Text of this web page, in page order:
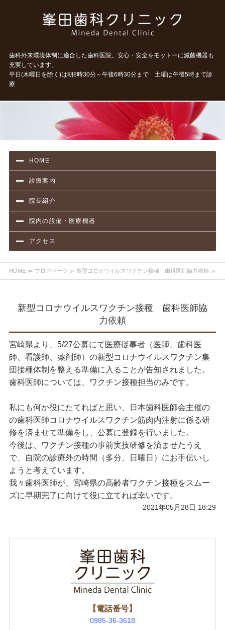
歯科外来環境体制に適合した歯科医院。安心・安全をモットーに滅菌機器も
充実しています。
平日(木曜日を除く)は朝8時30分～午後6時30分まで 土曜は午後5時まで診
療
HOME
診療案内
院長紹介
院内の設備・医療機器
アクセス
HOME≫ ブログページ ≫ 新型コロナウイルスワクチン接種 歯科医師協力依頼 ≫
新型コロナウイルスワクチン接種 歯科医師協
力依頼
宮崎県より、5/27公募にて医療従事者（医師、歯科医
師、看護師、薬剤師）の新型コロナウイルスワクチン集
団接種体制を整える準備に入ることが告知されました。
歯科医師については、ワクチン接種担当のみです。
私にも何か役にたてればと思い、日本歯科医師会主催の
の歯科医師コロナウイルスワクチン筋肉内注射に係る研
修を済ませて準備をし、公募に登録を行いました。
今後は、ワクチン接種の事前実技研修を済ませたうえ
で、自院の診療外の時間（多分、日曜日）にお手伝いし
ようと考えています。
我々歯科医師が、宮崎県の高齢者ワクチン接種をスムー
ズに早期完了に向けて役に立てれば幸いです。
2021年05月28日 18:29
【電話番号】
0985-36-3618